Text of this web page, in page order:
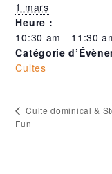
1 mars
Heure :
10:30 am - 11:30
Catégorie
Cultes
Culte dominical &
Fun